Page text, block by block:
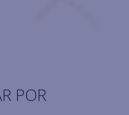
POR